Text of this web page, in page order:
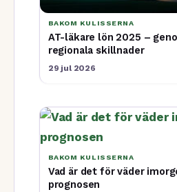
BAKOM KULISSERNA
AT-läkare lön 2025 –
regionala skillnader
29 jul 2026
BAKOM KULISSERNA
Vad är det för väder
prognosen